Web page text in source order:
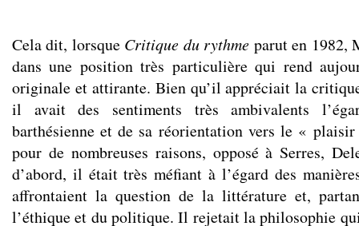
Cela dit, lorsque Critique du rythme parut en 1982,
dans une position très particulière qui rend
originale et attirante. Bien qu’il appréciait la
il avait des sentiments très ambivalents
barthésienne et de sa réorientation vers le «
pour de nombreuses raisons, opposé à Serres,
d’abord, il était très méfiant à l’égard des
affrontaient la question de la littérature et,
l’éthique et du politique. Il rejetait la philosophie